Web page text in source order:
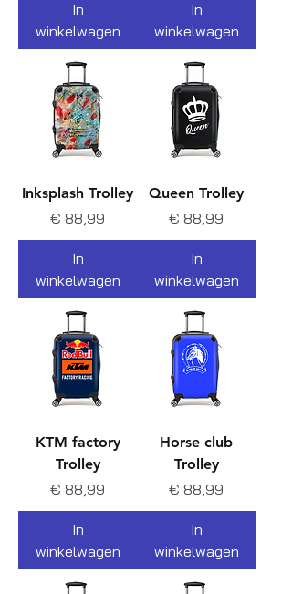
In
winkelwagen
In
winkelwagen
Inksplash Trolley
Prijs
€ 88,99
In
winkelwagen
Queen Trolley
Prijs
€ 88,99
In
winkelwagen
KTM factory
Trolley
Prijs
€ 88,99
In
winkelwagen
Horse club
Trolley
Prijs
€ 88,99
In
winkelwagen